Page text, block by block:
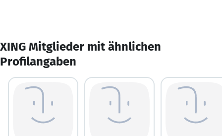
XING Mitglieder mit ähnlichen
Profilangaben